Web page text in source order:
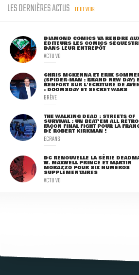
LES DERNIÈRES ACTUS TOUT VOIR
DIAMOND COMICS VA RENDRE
ÉDITEURS LES COMICS
DANS LEUR ENTREPÔT
ACTU VO
CHRIS MCKENNA ET ERIK
(SPIDER-MAN : BRAND NEW DAY)
RENFORT SUR L'ÉCRITURE DE
: DOOMSDAY ET SECRET WARS
BRÈVE
THE WALKING DEAD : STREETS OF
SURVIVAL : UN BEAT'EM ALL
FAÇON FINAL FIGHT POUR LA
DE ROBERT KIRKMAN !
ECRANS
DC RENOUVELLE LA SÉRIE
W. MAXWELL PRINCE ET MARTIN
MORAZZO POUR SIX NUMÉROS
SUPPLÉMENTAIRES
ACTU VO